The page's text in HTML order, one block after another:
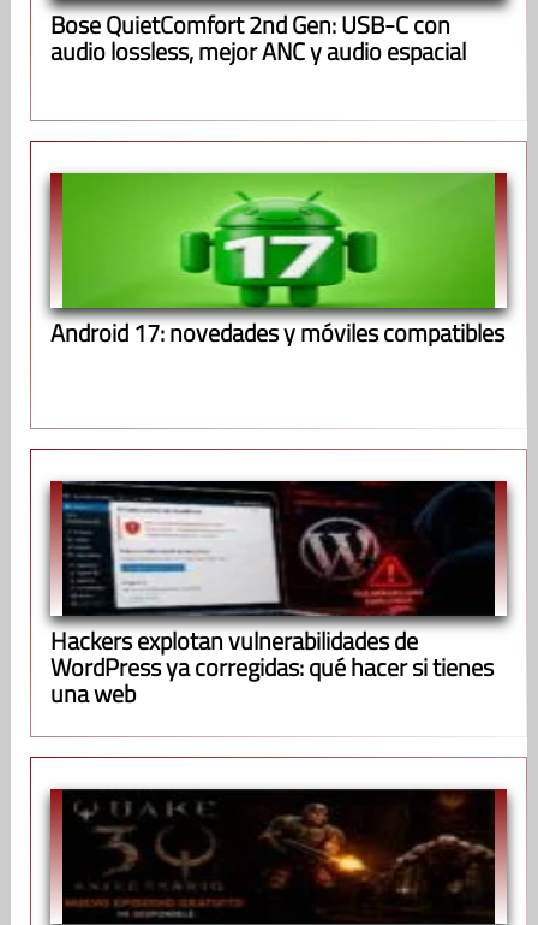
Bose QuietComfort 2nd Gen: USB-C con
audio lossless, mejor ANC y audio espacial
Android 17: novedades y móviles compatibles
Hackers explotan vulnerabilidades de
WordPress ya corregidas: qué hacer si tienes
una web